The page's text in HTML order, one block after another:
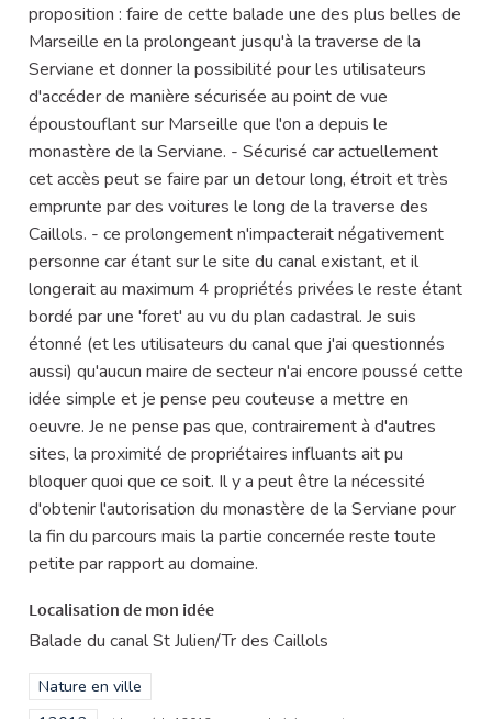
proposition : faire de cette balade une des plus belles de
Marseille en la prolongeant jusqu'à la traverse de la
Serviane et donner la possibilité pour les utilisateurs
d'accéder de manière sécurisée au point de vue
époustouflant sur Marseille que l'on a depuis le
monastère de la Serviane. - Sécurisé car actuellement
cet accès peut se faire par un detour long, étroit et très
emprunte par des voitures le long de la traverse des
Caillols. - ce prolongement n'impacterait négativement
personne car étant sur le site du canal existant, et il
longerait au maximum 4 propriétés privées le reste étant
bordé par une 'foret' au vu du plan cadastral. Je suis
étonné (et les utilisateurs du canal que j'ai questionnés
aussi) qu'aucun maire de secteur n'ai encore poussé cette
idée simple et je pense peu couteuse a mettre en
oeuvre. Je ne pense pas que, contrairement à d'autres
sites, la proximité de propriétaires influants ait pu
bloquer quoi que ce soit. Il y a peut être la nécessité
d'obtenir l'autorisation du monastère de la Serviane pour
la fin du parcours mais la partie concernée reste toute
petite par rapport au domaine.
Localisation de mon idée
Balade du canal St Julien/Tr des Caillols
Filtrer les résultats de la catégorie : Nature en ville
Nature en ville